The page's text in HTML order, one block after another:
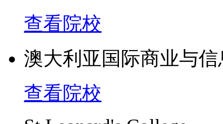
查看院校
澳大利亚国际商业与
查看院校